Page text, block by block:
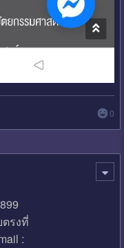
0
รงที่
: